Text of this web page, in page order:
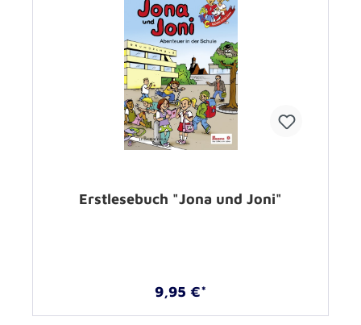
Erstlesebuch "Jona und Joni"
9,95 €*